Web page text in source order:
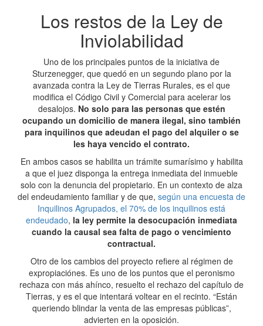
Los restos de la Ley de
Inviolabilidad
Uno de los principales puntos de la iniciativa de
Sturzenegger, que quedó en un segundo plano por la
avanzada contra la Ley de Tierras Rurales, es el que
modifica el Código Civil y Comercial para acelerar los
desalojos. No solo para las personas que estén
ocupando un domicilio de manera ilegal, sino también
para inquilinos que adeudan el pago del alquiler o se
les haya vencido el contrato.
En ambos casos se habilita un trámite sumarísimo y habilita
a que el juez disponga la entrega inmediata del inmueble
solo con la denuncia del propietario. En un contexto de alza
del endeudamiento familiar y de que, según una encuesta de
Inquilinos Agrupados, el 70% de los inquilinos está
endeudado, la ley permite la desocupación inmediata
cuando la causal sea falta de pago o vencimiento
contractual.
Otro de los cambios del proyecto refiere al régimen de
expropiaciónes. Es uno de los puntos que el peronismo
rechaza con más ahínco, resuelto el rechazo del capítulo de
Tierras, y es el que intentará voltear en el recinto. “Están
queriendo blindar la venta de las empresas públicas”,
advierten en la oposición.